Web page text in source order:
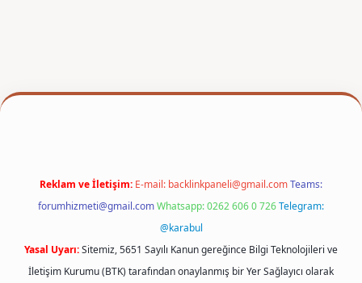
Reklam ve İletişim: E-mail: backlinkpaneli@gmail.comTeams:
forumhizmeti@gmail.comWhatsapp: 0262 606 0 726Telegram:
@karabul
Yasal Uyarı:Sitemiz, 5651 Sayılı Kanun gereğince Bilgi Teknolojileri ve
İletişim Kurumu (BTK) tarafından onaylanmış bir Yer Sağlayıcı olarak